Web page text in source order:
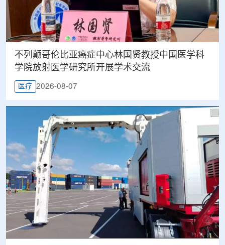
不列颠哥伦比亚癌症中心林国贤教授中国医学科
学院放射医学研究所开展学术交流
医疗 2026-08-07